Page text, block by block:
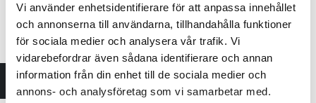
Vi använder enhetsidentifierare för att anpassa innehållet
och annonserna till användarna, tillhandahålla funktioner
för sociala medier och analysera vår trafik. Vi
vidarebefordrar även sådana identifierare och annan
information från din enhet till de sociala medier och
annons- och analysföretag som vi samarbetar med.
Tid: 60 min
Läroämnen: omgivningslära, bildkonst
Pris: 35 €/klass
Försäljning och förfrågningar